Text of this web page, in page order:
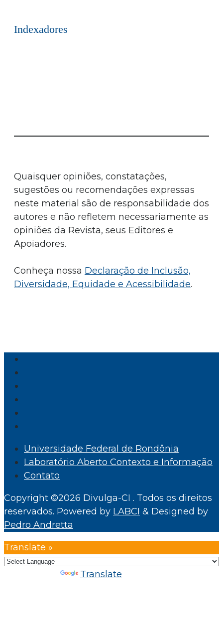
Indexadores
Quaisquer opiniões, constatações,
sugestões ou recomendações expressas
neste material são de responsabilidade dos
autores e não refletem necessariamente as
opiniões da Revista, seus Editores e
Apoiadores.
Conheça nossa Declaração de Inclusão,
Diversidade, Equidade e Acessibilidade.
Universidade Federal de Rondônia
Laboratório Aberto Contexto e Informação
Contato
Copyright ©2026 Divulga-CI . Todos os direitos
reservados. Powered by LABCI & Designed by
Pedro Andretta
Translate »
Translate